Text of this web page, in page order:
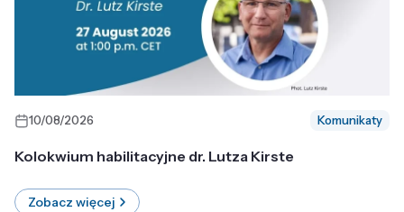
10/08/2026 Komunikaty
Kolokwium habilitacyjne dr. Lutza Kirste
Zobacz więcej